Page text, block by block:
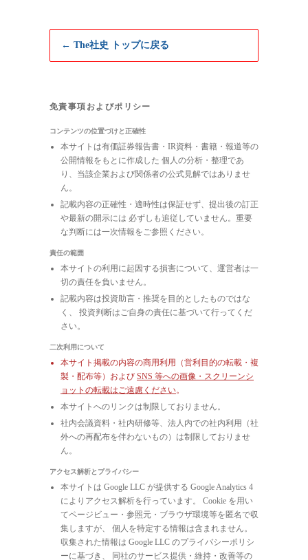
← The社史 トップに戻る
免責事項およびポリシー
コンテンツの位置づけと正確性
本サイトは有価証券報告書・IR資料・書籍・報道等の
公開情報をもとに作成した 個人の分析・整理であ
り、当該企業および関係者の公式見解ではありませ
ん。
記載内容の正確性・適時性は保証せず、提出後の訂正
や最新の開示には 必ずしも追従していません。重要
な判断には一次情報をご参照ください。
責任の範囲
本サイトの利用に起因する損害について、運営者は一
切の責任を負いません。
記載内容は投資助言・推奨を目的としたものではな
く、 投資判断はご自身の責任に基づいて行ってくだ
さい。
二次利用について
本サイト掲載の内容の商用利用（営利目的の転載・複
製・配布等）および SNS 等への画像・スクリーンシ
ョットの転載はご遠慮ください。
本サイトへのリンクは制限しておりません。
社内会議資料・社内研修等、法人内での社内利用（社
外への再配布を伴わないもの）は制限しておりませ
ん。
アクセス解析とプライバシー
本サイトは Google LLC が提供する Google Analytics 4
によりアクセス解析を行っています。 Cookie を用い
てページビュー・参照元・ブラウザ環境等を匿名で収
集しますが、 個人を特定する情報は含まれません。
収集された情報は Google LLC のプライバシーポリシ
ーに基づき、 同社のサービス提供・維持・改善等の